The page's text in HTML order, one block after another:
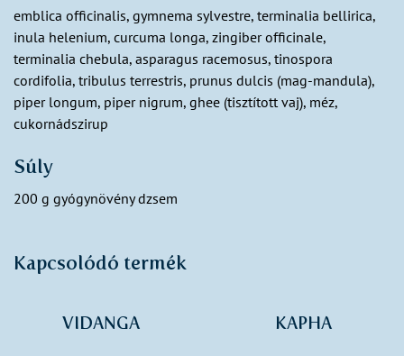
emblica officinalis, gymnema sylvestre, terminalia bellirica,
inula helenium, curcuma longa, zingiber officinale,
terminalia chebula, asparagus racemosus, tinospora
cordifolia, tribulus terrestris, prunus dulcis (mag-mandula),
piper longum, piper nigrum, ghee (tisztított vaj), méz,
cukornádszirup
Súly
200 g gyógynövény dzsem
Kapcsolódó termék
VIDANGA KAPHA